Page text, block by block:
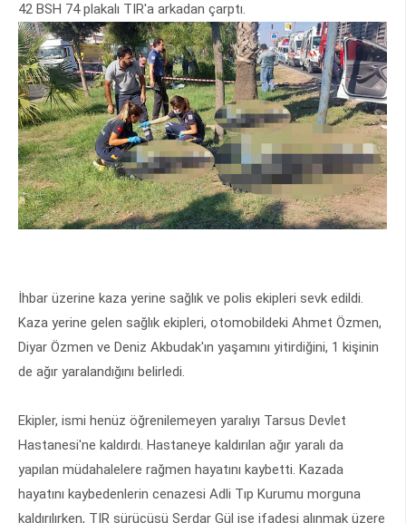
42 BSH 74 plakalı TIR'a arkadan çarptı.
İhbar üzerine kaza yerine sağlık ve polis ekipleri sevk edildi.
Kaza yerine gelen sağlık ekipleri, otomobildeki Ahmet Özmen,
Diyar Özmen ve Deniz Akbudak'ın yaşamını yitirdiğini, 1 kişinin
de ağır yaralandığını belirledi.
Ekipler, ismi henüz öğrenilemeyen yaralıyı Tarsus Devlet
Hastanesi'ne kaldırdı. Hastaneye kaldırılan ağır yaralı da
yapılan müdahalelere rağmen hayatını kaybetti. Kazada
hayatını kaybedenlerin cenazesi Adli Tıp Kurumu morguna
kaldırılırken, TIR sürücüsü Serdar Gül ise ifadesi alınmak üzere